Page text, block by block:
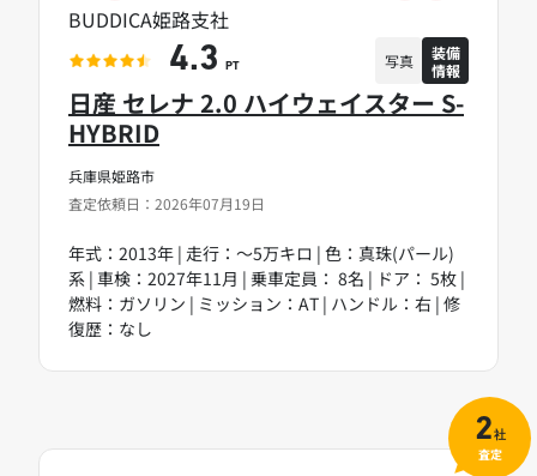
兵庫県姫路市
査定依頼日：2026年07月19日
日産 セレナ 2.0 ハイウェイスター S-
HYBRID
年式：2013年 | 走行：～5万キロ | 色：真珠(パール)
系 | 車検：2027年11月 | 乗車定員： 8名 | ドア： 5枚 |
燃料：ガソリン | ミッション：AT | ハンドル：右 | 修
復歴：なし
BUDDICA姫路支社
4.3 PT 写真
装備
情報
2社
査定